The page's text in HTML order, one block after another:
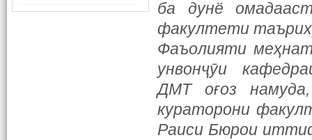
ба дунё
факултети
Фаъолияти
унвонҷӯи
ДМТ оғоз
кураторони
Раиси Бюрои